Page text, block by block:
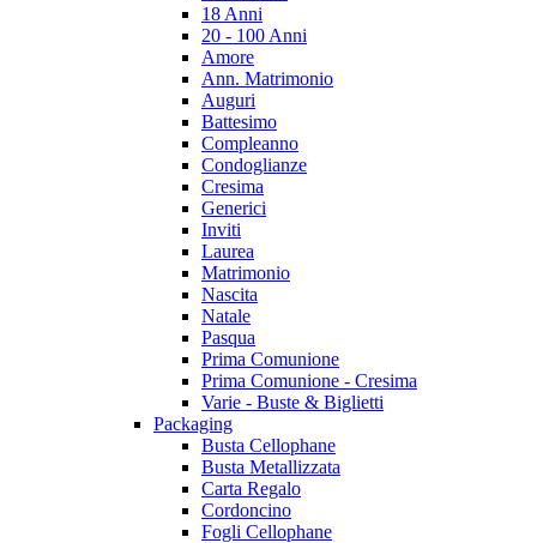
18 Anni
20 - 100 Anni
Amore
Ann. Matrimonio
Auguri
Battesimo
Compleanno
Condoglianze
Cresima
Generici
Inviti
Laurea
Matrimonio
Nascita
Natale
Pasqua
Prima Comunione
Prima Comunione - Cresima
Varie - Buste & Biglietti
Packaging
Busta Cellophane
Busta Metallizzata
Carta Regalo
Cordoncino
Fogli Cellophane